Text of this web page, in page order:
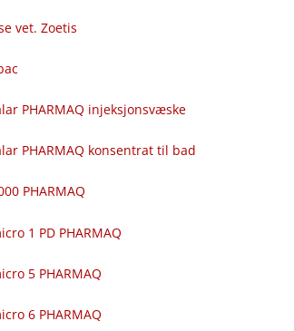
vet. Zoetis
PHARMAQ injeksjonsvæske
PHARMAQ konsentrat til bad
PHARMAQ
1 PD PHARMAQ
5 PHARMAQ
6 PHARMAQ